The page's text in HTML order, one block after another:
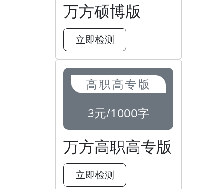
万方硕博版
立即检测
高职高专版
3元/1000字
万方高职高专版
立即检测